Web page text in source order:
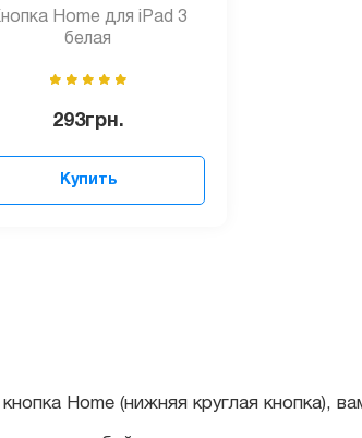
Home для iPad 3
белая
293грн.
Купить
через наш сервис-центр прошло
стекла не повреждая его